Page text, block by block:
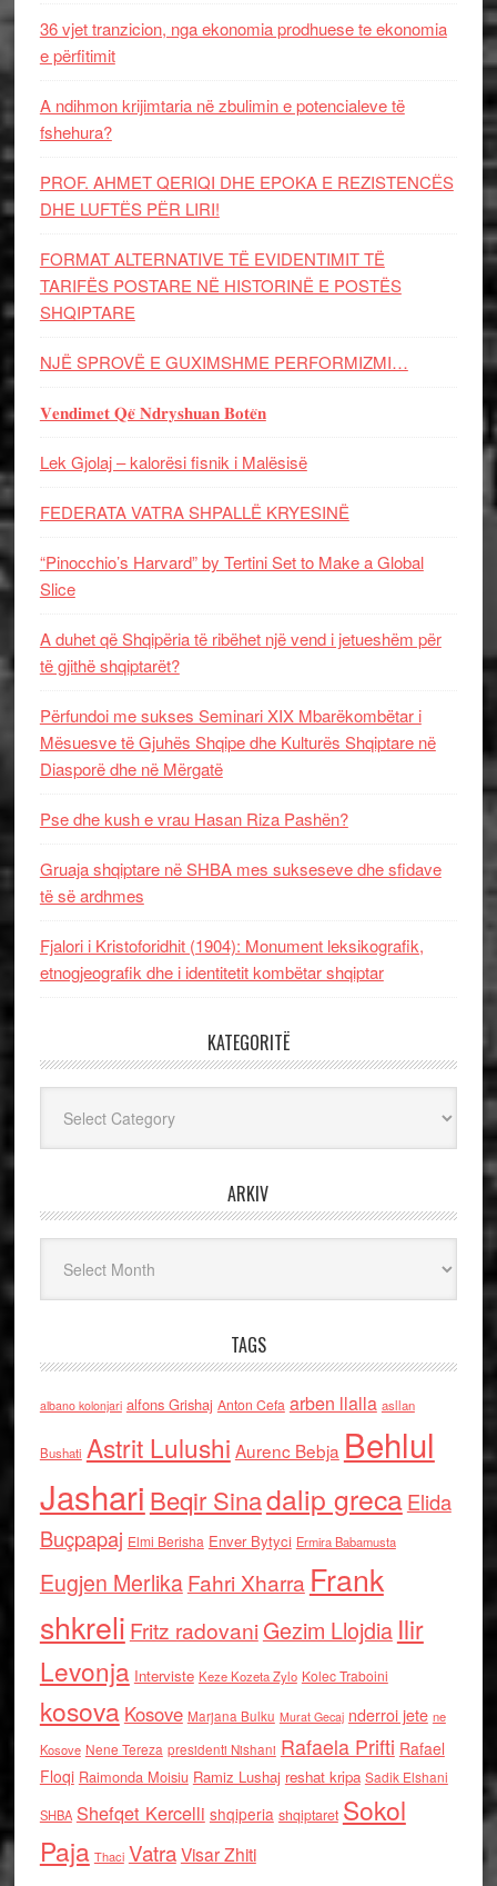
36 vjet tranzicion, nga ekonomia prodhuese te ekonomia
e përfitimit
A ndihmon krijimtaria në zbulimin e potencialeve të
fshehura?
PROF. AHMET QERIQI DHE EPOKA E REZISTENCЁS
DHE LUFTЁS PЁR LIRI!
FORMAT ALTERNATIVE TË EVIDENTIMIT TË
TARIFËS POSTARE NË HISTORINË E POSTËS
SHQIPTARE
NJË SPROVË E GUXIMSHME PERFORMIZMI…
𝐕𝐞𝐧𝐝𝐢𝐦𝐞𝐭 𝐐𝐞̈ 𝐍𝐝𝐫𝐲𝐬𝐡𝐮𝐚𝐧 𝐁𝐨𝐭𝐞̈𝐧
Lek Gjolaj – kalorësi fisnik i Malësisë
FEDERATA VATRA SHPALLË KRYESINË
“Pinocchio’s Harvard” by Tertini Set to Make a Global
Slice
A duhet që Shqipëria të ribëhet një vend i jetueshëm për
të gjithë shqiptarët?
Përfundoi me sukses Seminari XIX Mbarëkombëtar i
Mësuesve të Gjuhës Shqipe dhe Kulturës Shqiptare në
Diasporë dhe në Mërgatë
Pse dhe kush e vrau Hasan Riza Pashën?
Gruaja shqiptare në SHBA mes sukseseve dhe sfidave
të së ardhmes
Fjalori i Kristoforidhit (1904): Monument leksikografik,
etnogjeografik dhe i identitetit kombëtar shqiptar
KATEGORITË
ARKIV
TAGS
albano kolonjari alfons Grishaj Anton Cefa arben llalla asllan
Bushati Astrit Lulushi Aurenc Bebja Behlul
Jashari Beqir Sinadalip grecaElida
Buçpapaj Elmi Berisha Enver Bytyci Ermira Babamusta
Eugjen MerlikaFahri Xharra Frank
shkreli Fritz radovaniGezim Llojdia Ilir
Levonja Interviste Keze Kozeta Zylo Kolec Traboini
kosova Kosove Marjana Bulku Murat Gecaj nderroi jete ne
Kosove Nene Tereza presidenti Nishani Rafaela Prifti Rafael
Floqi Raimonda Moisiu Ramiz Lushaj reshat kripa Sadik Elshani
SHBA Shefqet Kercelli shqiperia shqiptaret Sokol
Paja Thaci VatraVisar Zhiti